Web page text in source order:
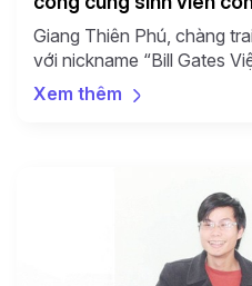
Giang Thiên Phú, chàng
với nickname “Bill Gates
kinh nghiệm thú vị để các
thàn (VTC News) – Giang
Xem thêm